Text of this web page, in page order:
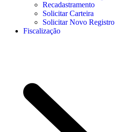
Recadastramento
Solicitar Carteira
Solicitar Novo Registro
Fiscalização